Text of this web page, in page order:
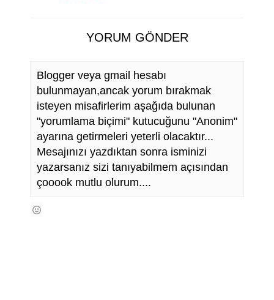
YORUM GÖNDER
Blogger veya gmail hesabı
bulunmayan,ancak yorum bırakmak
isteyen misafirlerim aşağıda bulunan
"yorumlama biçimi" kutucuğunu "Anonim"
ayarına getirmeleri yeterli olacaktır...
Mesajınızı yazdıktan sonra isminizi
yazarsanız sizi tanıyabilmem açısından
çooook mutlu olurum....